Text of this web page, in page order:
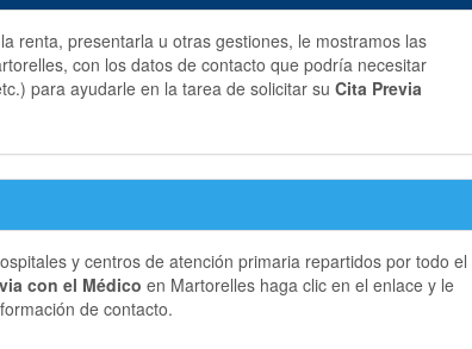
renta, presentarla u otras gestiones, le mostramos las
con los datos de contacto que podría necesitar
para ayudarle en la tarea de solicitar su Cita Previa
y centros de atención primaria repartidos por todo el
con el Médico en Martorelles haga clic en el enlace y le
de contacto.